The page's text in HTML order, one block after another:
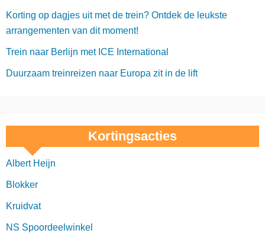
Korting op dagjes uit met de trein? Ontdek de leukste
arrangementen van dit moment!
Trein naar Berlijn met ICE International
Duurzaam treinreizen naar Europa zit in de lift
Kortingsacties
Albert Heijn
Blokker
Kruidvat
NS Spoordeelwinkel